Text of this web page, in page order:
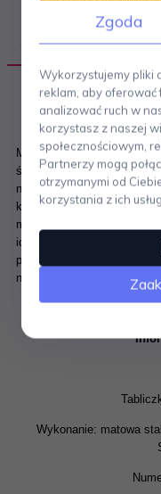
OPIS PRODUKTU
Marka ZACK powstała w
światowych liderów
nierdzewnej. W filozofii
każdego projektu.
materiałów, pozwala na
idzie powstanie zjawiska
prosta, czasami
nowoczesne wnętrza.
Wykonanie: matowa
Zgoda
Wykorzystujemy pliki
reklam, aby oferować
analizować ruch w
korzystasz z naszej
społecznościowym,
Partnerzy mogą
otrzymanymi od
korzystania z ich usług.